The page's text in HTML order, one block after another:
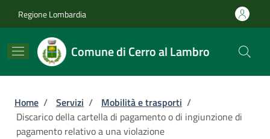
Regione Lombardia
Comune di Cerro al Lambro
Briciole di pane
Home / Servizi / Mobilità e trasporti /
Discarico della cartella di pagamento o di ingiunzione di
pagamento relativo a una violazione